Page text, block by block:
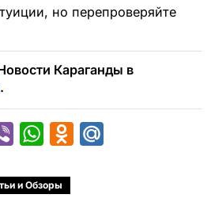
но перепроверяйте
Караганды в
.
b
W
a
и Обзоры